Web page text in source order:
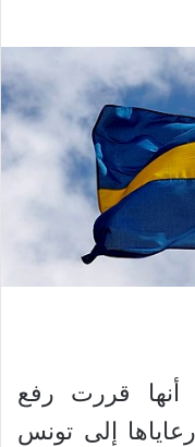
أنها قررت رفع
إلى تونس